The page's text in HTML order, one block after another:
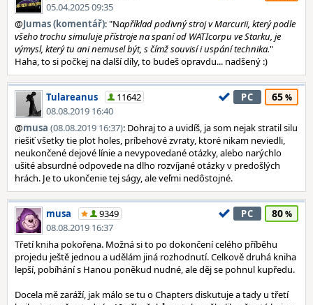
05.04.2025 09:35
@Jumas (komentář): "Například podivný stroj v Marcurii, který podle
všeho trochu simuluje přístroje na spaní od WATIcorpu ve Starku, je
výmysl, který tu ani nemusel být, s čímž souvisí i uspání technika."
Haha, to si počkej na další díly, to budeš opravdu... nadšený :)
Tulareanus
11642
08.08.2019 16:40
PC 65
@musa (08.08.2019 16:37): Dohraj to a uvidíš, ja som nejak stratil silu
riešiť všetky tie plot holes, príbehové zvraty, ktoré nikam neviedli,
neukončené dejové línie a nevypovedané otázky, alebo narýchlo
ušité absurdné odpovede na dlho rozvíjané otázky v predošlých
hrách. Je to ukončenie tej ságy, ale veľmi nedôstojné.
musa
9349
08.08.2019 16:37
PC 80
Třetí kniha pokořena. Možná si to po dokončení celého příběhu
projedu ještě jednou a udělám jiná rozhodnutí. Celkově druhá kniha
lepší, pobíhání s Hanou poněkud nudné, ale děj se pohnul kupředu.
Docela mě zaráží, jak málo se tu o Chapters diskutuje a tady u třetí